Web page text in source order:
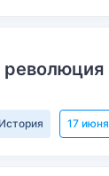
История 17